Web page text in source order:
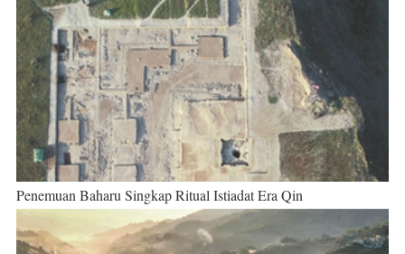
Penemuan Baharu Singkap Ritual Istiadat Era Qin